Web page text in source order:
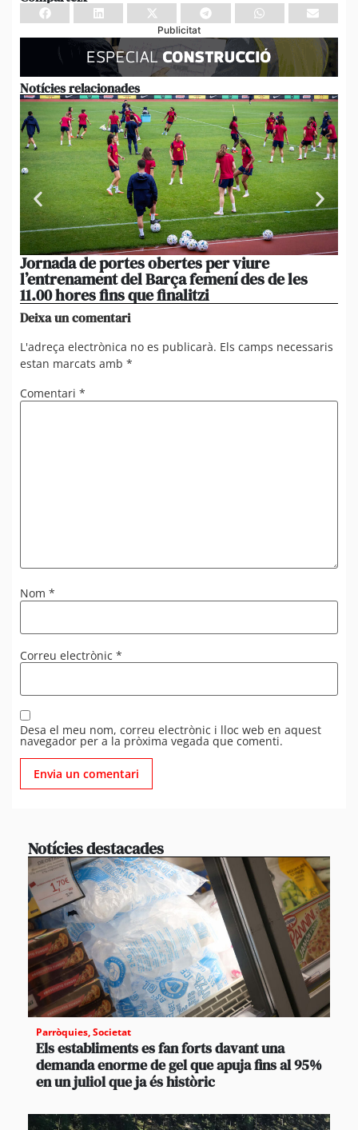
Publicitat
Notícies relacionades
Jornada de portes obertes per viure
l’entrenament del Barça femení des de les
11.00 hores fins que finalitzi
Deixa un comentari
L'adreça electrònica no es publicarà. Els camps necessaris
estan marcats amb *
Comentari *
Nom *
Correu electrònic *
Desa el meu nom, correu electrònic i lloc web en aquest
navegador per a la pròxima vegada que comenti.
Notícies destacades
Parròquies,Societat
Els establiments es fan forts davant una
demanda enorme de gel que apuja fins al 95%
en un juliol que ja és històric